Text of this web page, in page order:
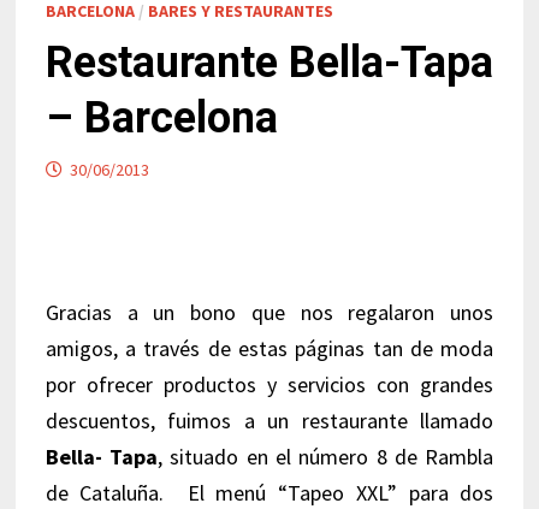
BARCELONA/ BARES Y RESTAURANTES
Restaurante Bella-Tapa
– Barcelona
30/06/2013
Gracias a un bono que nos regalaron unos
amigos, a través de estas páginas tan de moda
por ofrecer productos y servicios con grandes
descuentos, fuimos a un restaurante llamado
Bella- Tapa, situado en el número 8 de Rambla
de Cataluña. El menú “Tapeo XXL” para dos